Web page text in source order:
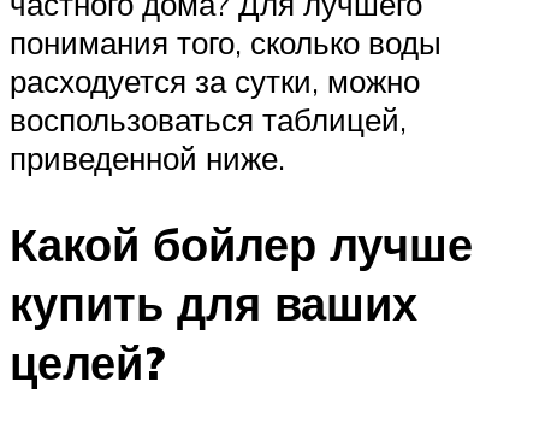
понимания того, сколько воды
расходуется за сутки, можно
воспользоваться таблицей,
приведенной ниже.
Какой бойлер лучше
купить для ваших
целей?